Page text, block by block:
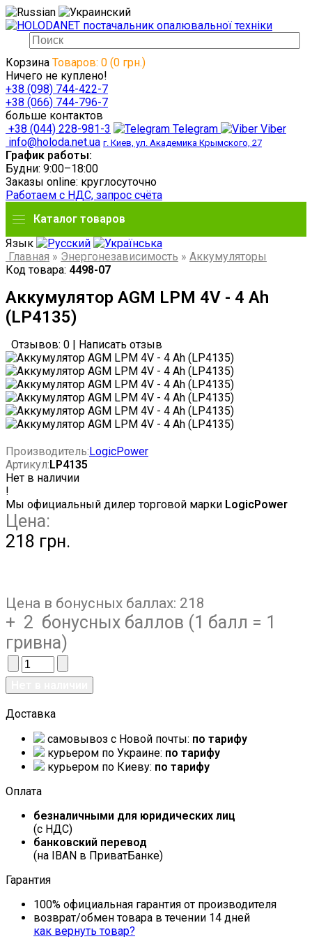
Корзина Товаров: 0 (0 грн.)
Ничего не куплено!
+38 (098) 744-422-7
+38 (066) 744-796-7
больше контактов
+38 (044) 228-981-3
Telegram
Viber
info@holoda.net.ua г. Киев, ул. Академика Крымского, 27
График работы:
Будни: 9:00–18:00
Заказы online: круглосуточно
Работаем с НДС, запрос счёта
Каталог товаров
Язык
Главная » Энергонезависимость » Аккумуляторы
Код товара: 4498-07
Аккумулятор AGM LPM 4V - 4 Ah
(LP4135)
Отзывов: 0 Написать отзыв
Производитель: LogicPower
Артикул: LP4135
Нет в наличии
!
Мы официальный дилер торговой марки LogicPower
Цена:
218 грн.
Цена в бонусных баллах: 218
+ 2 бонусных баллов (1 балл = 1
гривна)
Доставка
самовывоз c Новой почты: по тарифу
курьером по Украине: по тарифу
курьером по Киеву: по тарифу
Оплата
безналичными для юридических лиц
(с НДС)
банковский перевод
(на IBAN в ПриватБанке)
Гарантия
100% официальная гарантия от производителя
возврат/обмен товара в течении 14 дней
как вернуть товар?